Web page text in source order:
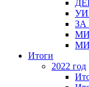
Итоги
2022 год